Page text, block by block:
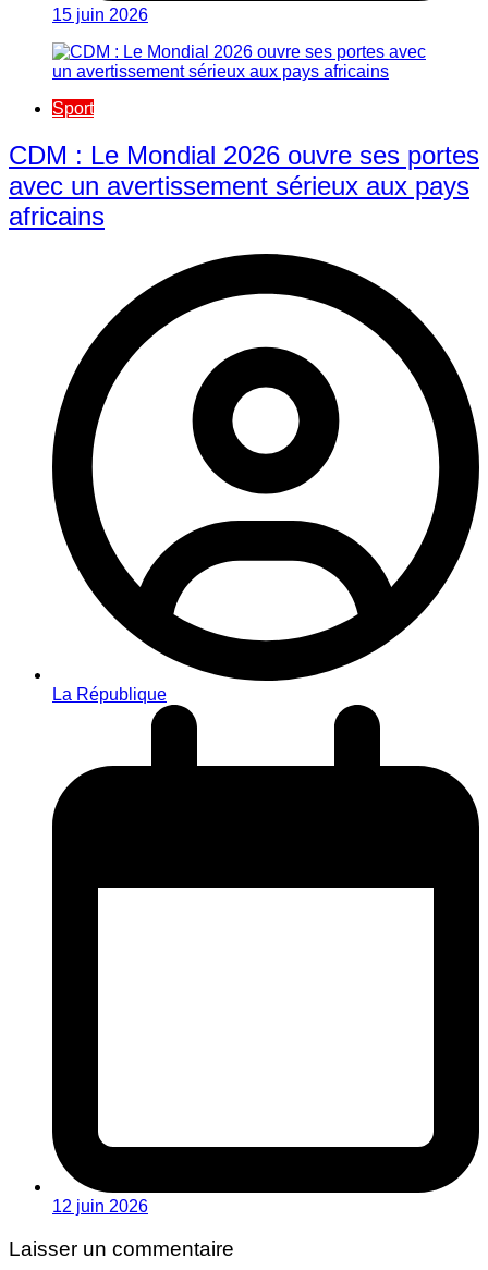
15 juin 2026
Sport
CDM : Le Mondial 2026 ouvre ses portes
avec un avertissement sérieux aux pays
africains
La République
12 juin 2026
Laisser un commentaire